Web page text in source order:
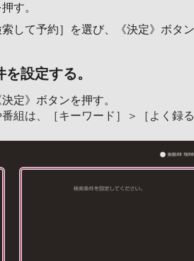
す。
索して予約］を選び、《決定》ボタン
設定する。
定》ボタンを押す。
組は、［キーワード］＞［よく録